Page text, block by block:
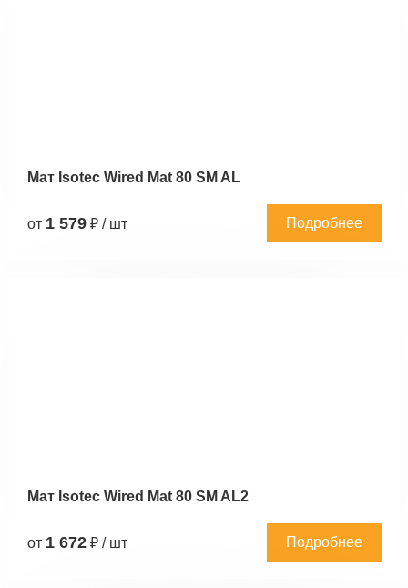
Мат Isotec Wired Mat 80 SM AL
от 1 579 ₽ / шт Подробнее
Мат Isotec Wired Mat 80 SM AL2
от 1 672 ₽ / шт Подробнее